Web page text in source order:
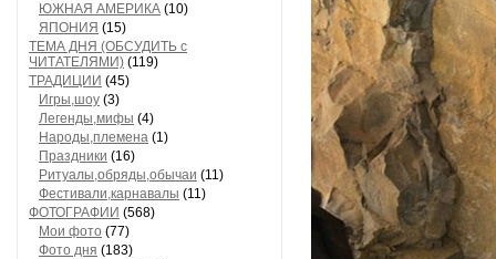
ЮЖНАЯ АМЕРИКА (10)
ЯПОНИЯ (15)
ТЕМА ДНЯ (ОБСУДИТЬ с
ЧИТАТЕЛЯМИ) (119)
ТРАДИЦИИ (45)
Игры,шоу (3)
Легенды,мифы (4)
Народы,племена (1)
Праздники (16)
Ритуалы,обряды,обычаи (11)
Фестивали,карнавалы (11)
ФОТОГРАФИИ (568)
Мои фото (77)
Фото дня (183)